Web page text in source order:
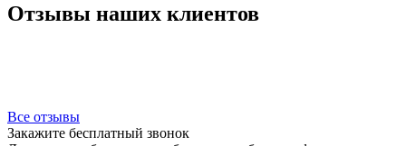
Отзывы наших клиентов
Все отзывы
Закажите бесплатный звонок